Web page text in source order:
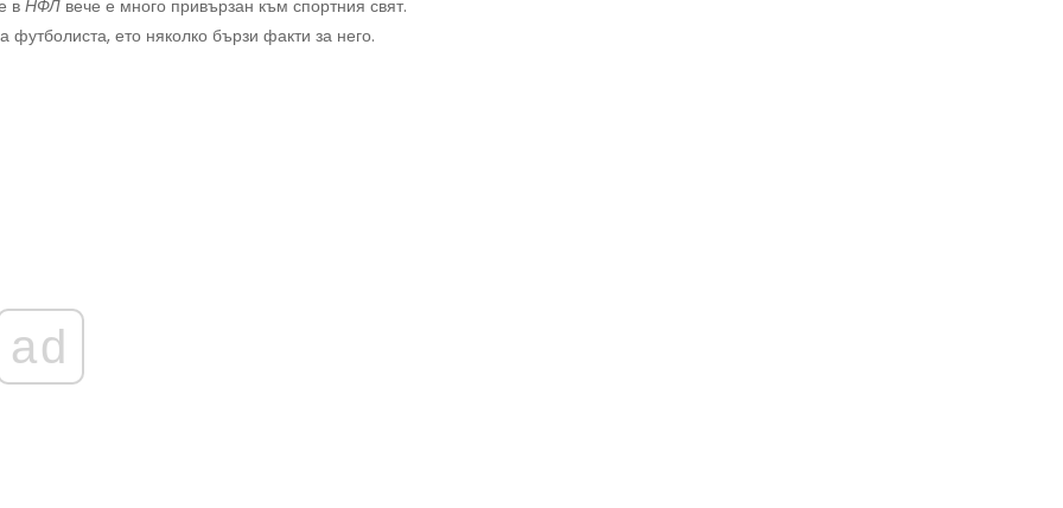
в НФЛ вече е много привързан към спортния свят.
футболиста, ето няколко бързи факти за него.
ad